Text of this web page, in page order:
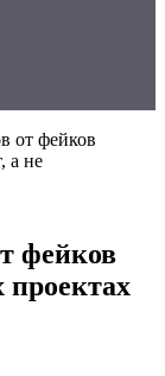
от фейков
а не
фейков